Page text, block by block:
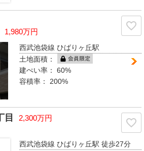
1,980万円
西武池袋線 ひばりヶ丘駅
土地面積：
建ぺい率：60%
容積率：200%
目 2,300万円
西武池袋線 ひばりヶ丘駅徒歩27分